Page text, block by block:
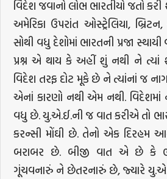
વિદેશ જવાનો લોભ ભારતીયો જતો
અમેરિકા ઉપરાંત ઓસ્ટ્રેલિયા,
સોથી વધુ દેશોમાં ભારતની પ્રજા
પ્રશ્ન એ થાય કે અહીં શું નથી ને ત્યાં
વિદેશ તરફ દોટ મૂકે છે ને ત્યાંનાં જ
એનાં કારણો નથી એમ નથી. વિદેશમાં
વધુ છે. યુ.એ.ઈ.ની જ વાત કરીએ તો
કરન્સી મોંઘી છે. તેનો એક દિરહમ
બરાબર છે. બીજી વાત એ છે કે
ગૂંચવનારું ને છેતરનારું છે, જ્યારે